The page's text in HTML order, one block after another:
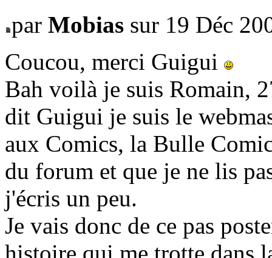
par Mobias sur 19 Déc
Coucou, merci Guigui
Bah voilà je suis Romain,
dit Guigui je suis le
aux Comics, la Bulle
du forum et que je ne lis
j'écris un peu.
Je vais donc de ce pas
histoire qui me trotte dans